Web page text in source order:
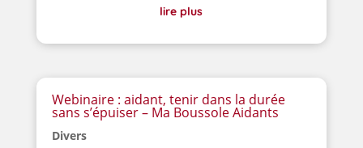
lire plus
Webinaire : aidant, tenir dans la durée
sans s’épuiser – Ma Boussole Aidants
Divers